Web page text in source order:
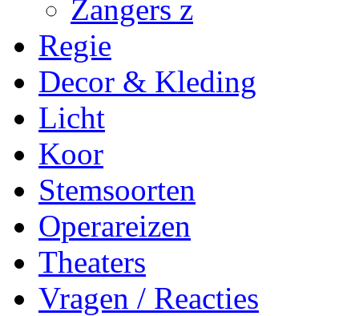
Zangers z
Regie
Decor & Kleding
Licht
Koor
Stemsoorten
Operareizen
Theaters
Vragen / Reacties